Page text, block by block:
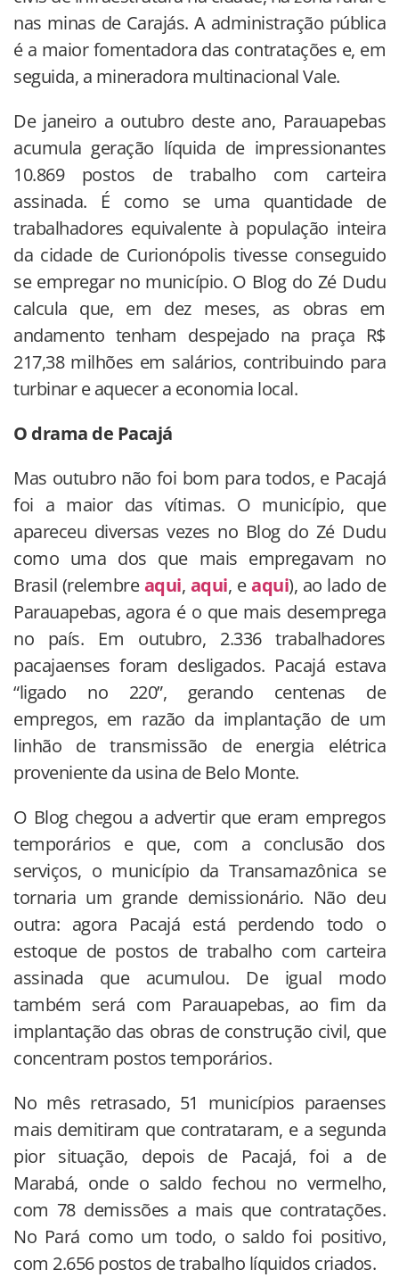
nas minas de Carajás. A administração pública
é a maior fomentadora das contratações e, em
seguida, a mineradora multinacional Vale.
De janeiro a outubro deste ano, Parauapebas
acumula geração líquida de impressionantes
10.869 postos de trabalho com carteira
assinada. É como se uma quantidade de
trabalhadores equivalente à população inteira
da cidade de Curionópolis tivesse conseguido
se empregar no município. O Blog do Zé Dudu
calcula que, em dez meses, as obras em
andamento tenham despejado na praça R$
217,38 milhões em salários, contribuindo para
turbinar e aquecer a economia local.
O drama de Pacajá
Mas outubro não foi bom para todos, e Pacajá
foi a maior das vítimas. O município, que
apareceu diversas vezes no Blog do Zé Dudu
como uma dos que mais empregavam no
Brasil (relembreaqui, aqui, eaqui), ao lado de
Parauapebas, agora é o que mais desemprega
no país. Em outubro, 2.336 trabalhadores
pacajaenses foram desligados. Pacajá estava
“ligado no 220”, gerando centenas de
empregos, em razão da implantação de um
linhão de transmissão de energia elétrica
proveniente da usina de Belo Monte.
O Blog chegou a advertir que eram empregos
temporários e que, com a conclusão dos
serviços, o município da Transamazônica se
tornaria um grande demissionário. Não deu
outra: agora Pacajá está perdendo todo o
estoque de postos de trabalho com carteira
assinada que acumulou. De igual modo
também será com Parauapebas, ao fim da
implantação das obras de construção civil, que
concentram postos temporários.
No mês retrasado, 51 municípios paraenses
mais demitiram que contrataram, e a segunda
pior situação, depois de Pacajá, foi a de
Marabá, onde o saldo fechou no vermelho,
com 78 demissões a mais que contratações.
No Pará como um todo, o saldo foi positivo,
com 2.656 postos de trabalho líquidos criados.